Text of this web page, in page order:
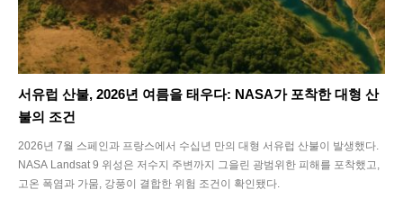
서유럽 산불, 2026년 여름을 태우다: NASA가 포착한 대형 산
불의 조건
2026년 7월 스페인과 프랑스에서 수십년 만의 대형 서유럽 산불이 발생했다.
NASA Landsat 9 위성은 저수지 주변까지 그을린 광범위한 피해를 포착했고,
고온 폭염과 가뭄, 강풍이 결합한 위험 조건이 확인됐다.